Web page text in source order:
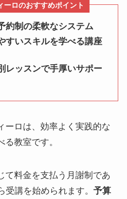
ーロのおすすめポイント
約制の柔軟なシステム
すいスキルを学べる講座
レッスンで手厚いサポー
ーロは、効率よく実践的な
教室です。
て料金を支払う月謝制であ
受講を始められます。 予算